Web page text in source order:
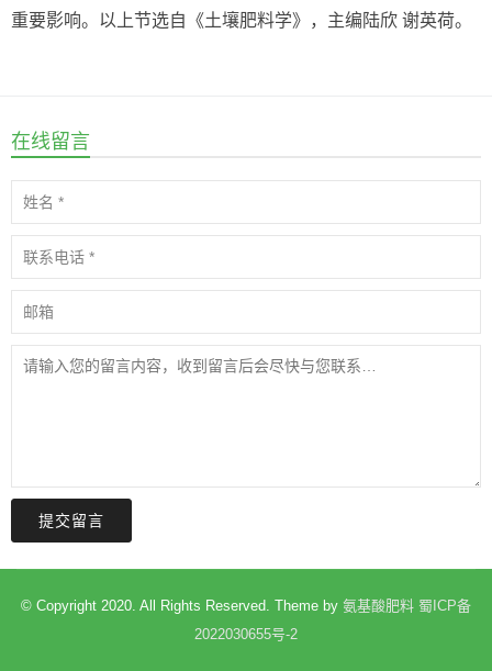
重要影响。以上节选自《土壤肥料学》，主编陆欣 谢英荷。
在线留言
提交留言
© Copyright 2020. All Rights Reserved. Theme by 氨基酸肥料 蜀ICP备
2022030655号-2